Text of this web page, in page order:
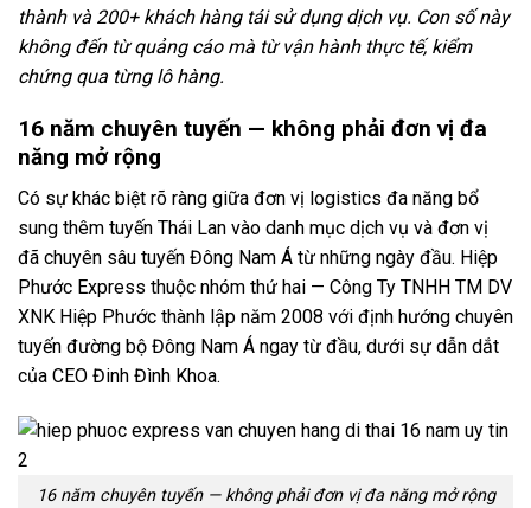
thành và 200+ khách hàng tái sử dụng dịch vụ. Con số này
không đến từ quảng cáo mà từ vận hành thực tế, kiểm
chứng qua từng lô hàng.
16 năm chuyên tuyến — không phải đơn vị đa
năng mở rộng
Có sự khác biệt rõ ràng giữa đơn vị logistics đa năng bổ
sung thêm tuyến Thái Lan vào danh mục dịch vụ và đơn vị
đã chuyên sâu tuyến Đông Nam Á từ những ngày đầu. Hiệp
Phước Express thuộc nhóm thứ hai — Công Ty TNHH TM DV
XNK Hiệp Phước thành lập năm 2008 với định hướng chuyên
tuyến đường bộ Đông Nam Á ngay từ đầu, dưới sự dẫn dắt
của CEO Đinh Đình Khoa.
16 năm chuyên tuyến — không phải đơn vị đa năng mở rộng